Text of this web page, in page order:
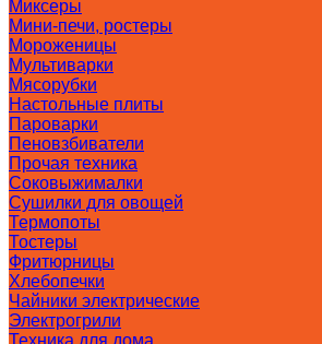
Миксеры
Мини-печи, ростеры
Мороженицы
Мультиварки
Мясорубки
Настольные плиты
Пароварки
Пеновзбиватели
Прочая техника
Соковыжималки
Сушилки для овощей
Термопоты
Тостеры
Фритюрницы
Хлебопечки
Чайники электрические
Электрогрили
Техника для дома